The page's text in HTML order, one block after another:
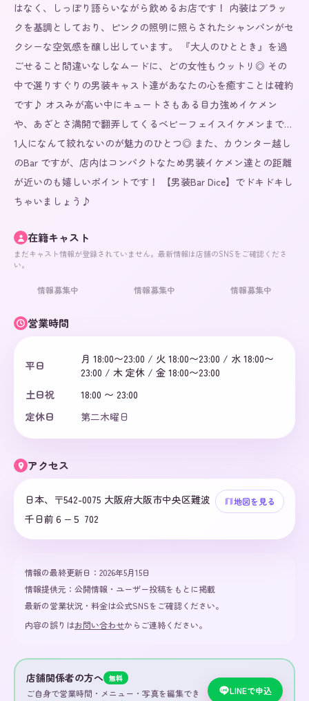
はなく、しっぽり語らいながら飲めるお店です！ 内装はブラッ
クを基調としており、ピンクの照明に照らされたシャンパンがセ
クシーな空気感を醸し出しています。 『大人のひととき』を過
ごせること間違いなしなムードに、どの女性もウットリ◎ その
中で選りすぐりの男装キャスト達があなたの心を癒すことは確約
です♪ オスみが高い中にキュートさもある目力強めイケメン
や、あざとさ満開で翻弄してくるベビーフェイスイケメンまで…
1人になんて絞れないのが魅力のひとつ◎ また、カウンター越し
のBar ですが、店内はコンパクトなため男装イケメン達との距離
が近いのも嬉しいポイントです！ 【男装Bar Dice】でドキドキし
ちゃいましょう♪
在籍キャスト
まだキャスト情報が登録されていません。最新情報は店舗のSNSをご確認くださ
い。
情報募集中 情報募集中 情報募集中
営業時間
平日
月 18:00〜23:00 / 火 18:00〜23:00 / 水 18:00〜
23:00 / 木 定休 / 金 18:00〜23:00
土日祝
18:00 〜 23:00
定休日
第二木曜日
アクセス
日本、〒542-0075 大阪府大阪市中央区難波
千日前６−５ 702
地図を見る
情報の最終更新日： 2026年5月15日
情報提供元： 公開情報・ユーザー投稿をもとに掲載
最新の営業状況・料金は公式SNSをご確認ください。
内容の誤りはお問い合わせからご連絡ください。
店舗関係者の方へ 無料
ご自身で営業時間・メニュー・写真を編集でき
LINEで申込